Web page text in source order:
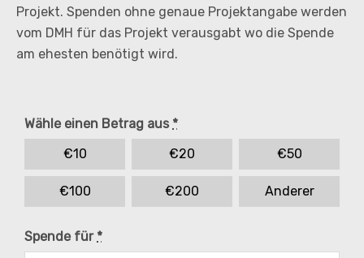
Projekt. Spenden ohne genaue Projektangabe werden
vom DMH für das Projekt verausgabt wo die Spende
am ehesten benötigt wird.
Wähle einen Betrag aus *
€10 €20 €50
€100 €200 Anderer
Spende für *